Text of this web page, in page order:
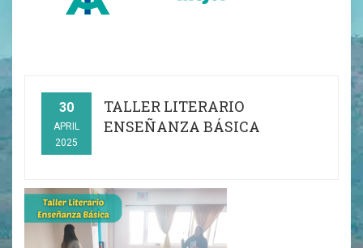
30
APRIL
2025
TALLER LITERARIO
ENSEÑANZA BÁSICA